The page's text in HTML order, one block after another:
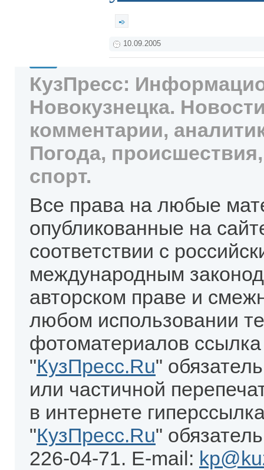
10.09.2005
КузПресс:
Новокузнецка.
комментарии,
Погода,
спорт.
Все права на любые
опубликованные на
соответствии с
международным
авторском праве и
любом использовании
фотоматериалов
"КузПресс.Ru"
или частичной
в интернете
"КузПресс.Ru"
226-04-71. E-mail: